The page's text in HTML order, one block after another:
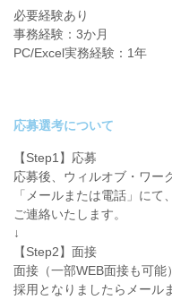
必要経験あり
事務経験：3か月
PC/Excel実務経験：1年
応募選考について
【Step1】応募
応募後、ウィルオブ・ワー
「メールまたは電話」にて、
ご連絡いたします。
↓
【Step2】面接
面接（一部WEB面接も可能
採用となりましたらメール